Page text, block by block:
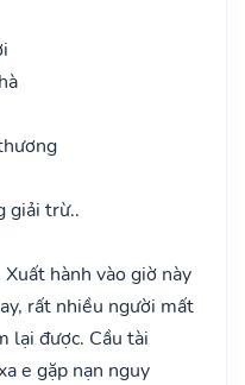
giải trừ..
hành vào giờ này
rất nhiều người mất
lại được. Cầu tài
e gặp nạn nguy